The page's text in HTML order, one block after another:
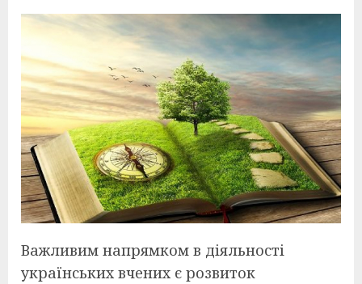
Важливим напрямком в діяльності
українських вчених є розвиток